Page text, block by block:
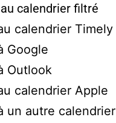
calendrier filtré
calendrier Timely
Google
Outlook
calendrier Apple
un autre calendrier